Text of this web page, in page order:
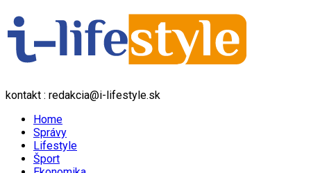
kontakt : redakcia@i-lifestyle.sk
Home
Správy
Lifestyle
Šport